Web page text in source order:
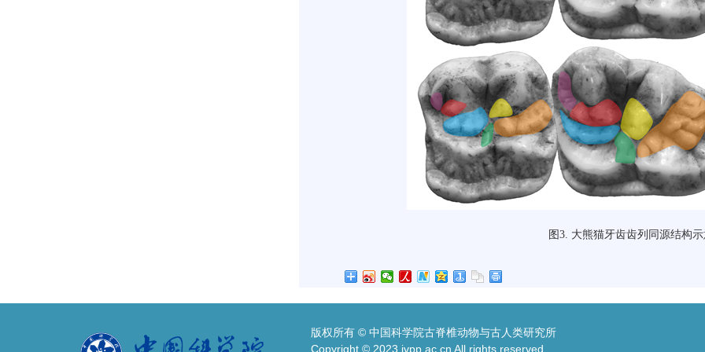
图 3. 大熊猫牙齿齿列同源结构
版权所有 © 中国科学院古脊椎动物与古人类研究所
Copyright © 2023 ivpp.ac.cn All rights reserved